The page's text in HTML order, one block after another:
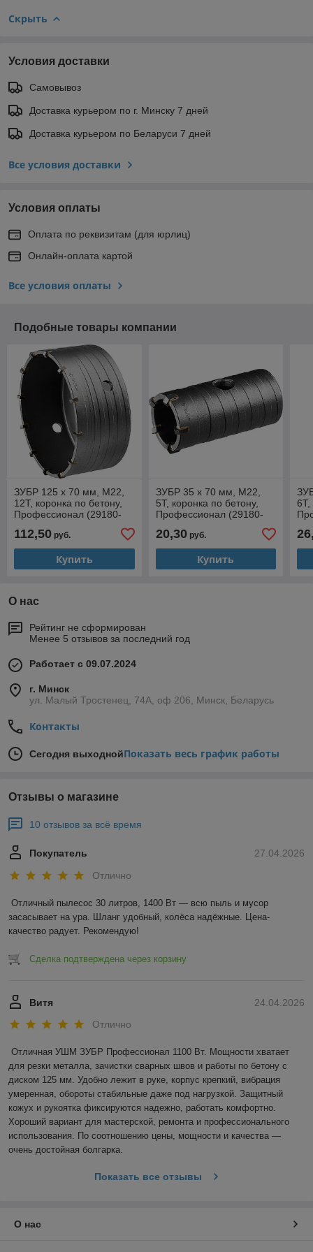
Скрыть
Условия доставки
Самовывоз
Доставка курьером по г. Минску 7 дней
Доставка курьером по Беларуси 7 дней
Все условия доставки
Условия оплаты
Оплата по реквизитам (для юрлиц)
Онлайн-оплата картой
Все условия оплаты
Подобные товары компании
ЗУБР 125 x 70 мм, М22,
12Т, коронка по бетону,
Профессионал (29180-
112,50 руб.
Купить
ЗУБР 35 x 70 мм, М22,
5Т, коронка по бетону,
Профессионал (29180-
20,30руб.
Купить
6Т,
О нас
Рейтинг не сформирован
Менее 5 отзывов за последний год
Работает с 09.07.2024
г. Минск
ул. Малый Тростенец, 74А, оф 206, Минск, Беларусь
Контакты
Сегодня выходнойПоказать весь график работы
Отзывы о магазине
10 отзывов за всё время
27.04.2026
Покупатель
Отлично
Отличный пылесос 30 литров, 1400 Вт — всю пыль и мусор
засасывает на ура. Шланг удобный, колёса надёжные. Цена-
качество радует. Рекомендую!
Сделка подтверждена через корзину
24.04.2026
Витя
Отлично
Отличная УШМ ЗУБР Профессионал 1100 Вт. Мощности хватает
для резки металла, зачистки сварных швов и работы по бетону с
диском 125 мм. Удобно лежит в руке, корпус крепкий, вибрация
умеренная, обороты стабильные даже под нагрузкой. Защитный
кожух и рукоятка фиксируются надежно, работать комфортно.
Хороший вариант для мастерской, ремонта и профессионального
использования. По соотношению цены, мощности и качества —
очень достойная болгарка.
Показать все отзывы
О нас